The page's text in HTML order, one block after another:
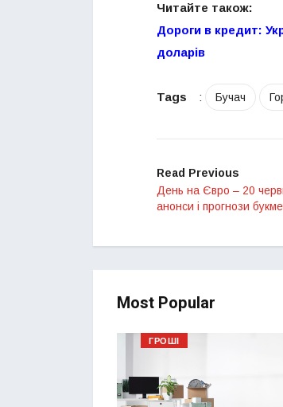
Читайте також:
Дороги в кредит:
доларів
Tags : Бучач
Read Previous
День на Євро – 20
анонси і прогнози
Most Popular
ГРОШІ